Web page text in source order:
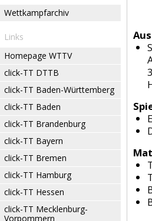
Wettkampfarchiv
Links
Homepage WTTV
click-TT DTTB
click-TT Baden-Württemberg
click-TT Baden
click-TT Brandenburg
click-TT Bayern
click-TT Bremen
click-TT Hamburg
click-TT Hessen
click-TT Mecklenburg-
Vorpommern